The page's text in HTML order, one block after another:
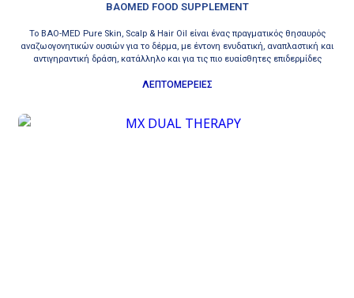
BAOMED FOOD SUPPLEMENT
Το BAO-MED Pure Skin, Scalp & Hair Oil είναι ένας πραγματικός θησαυρός
αναζωογονητικών ουσιών για το δέρμα, με έντονη ενυδατική, αναπλαστική και
αντιγηραντική δράση, κατάλληλο και για τις πιο ευαίσθητες επιδερμίδες
ΛΕΠΤΟΜΕΡΕΙΕΣ